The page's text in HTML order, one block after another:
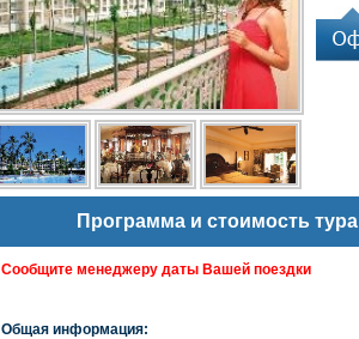
Программа и стоимость тура
Сообщите менеджеру даты Вашей поездки
Общая информация: